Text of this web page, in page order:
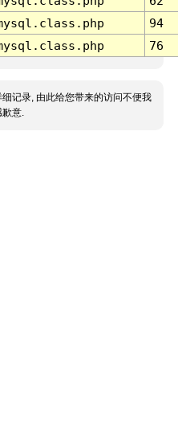
94
76
记录, 由此给您带来的访问不便我
歉意.